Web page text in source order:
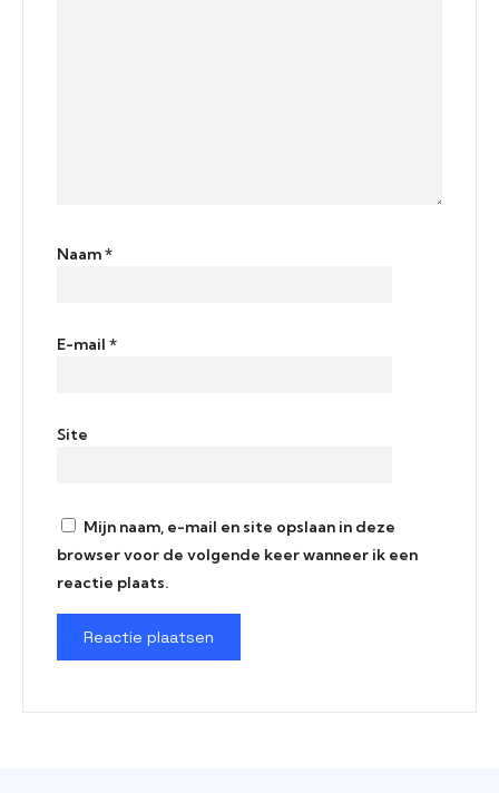
Naam*
E-mail *
Site
Mijn naam, e-mail en site opslaan in deze
browser voor de volgende keer wanneer ik een
reactie plaats.